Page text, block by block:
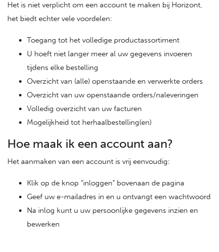
Het is niet verplicht om een account te maken bij Horizont,
het biedt echter vele voordelen:
Toegang tot het volledige productassortiment
U hoeft niet langer meer al uw gegevens invoeren
tijdens elke bestelling
Overzicht van (alle) openstaande en verwerkte orders
Overzicht van uw openstaande orders/naleveringen
Volledig overzicht van uw facturen
Mogelijkheid tot herhaalbestelling(en)
Hoe maak ik een account aan?
Het aanmaken van een account is vrij eenvoudig:
Klik op de knop “inloggen” bovenaan de pagina
Geef uw e-mailadres in en u ontvangt een wachtwoord
Na inlog kunt u uw persoonlijke gegevens inzien en
bewerken